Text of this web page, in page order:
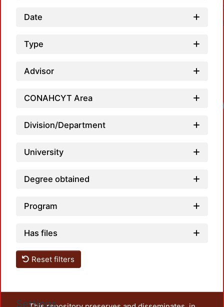
Date
Type
Advisor
CONAHCYT Area
Division/Department
University
Degree obtained
Program
Has files
Reset filters
Settings